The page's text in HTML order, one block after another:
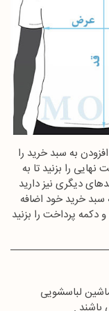
به سبد خرید را
را بزنید تا به
دیگری نیز دارید
سبد خرید خود اضافه
دکمه پرداخت را بزنید
لباسشویی